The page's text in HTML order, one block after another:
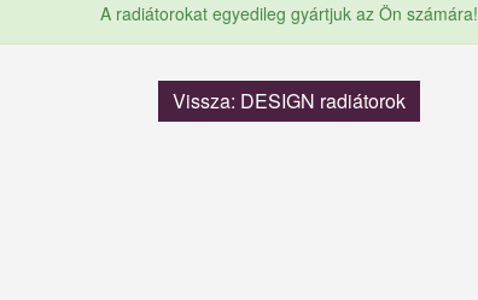
A radiátorokat egyedileg gyártjuk az Ön számára!
Vissza: DESIGN radiátorok